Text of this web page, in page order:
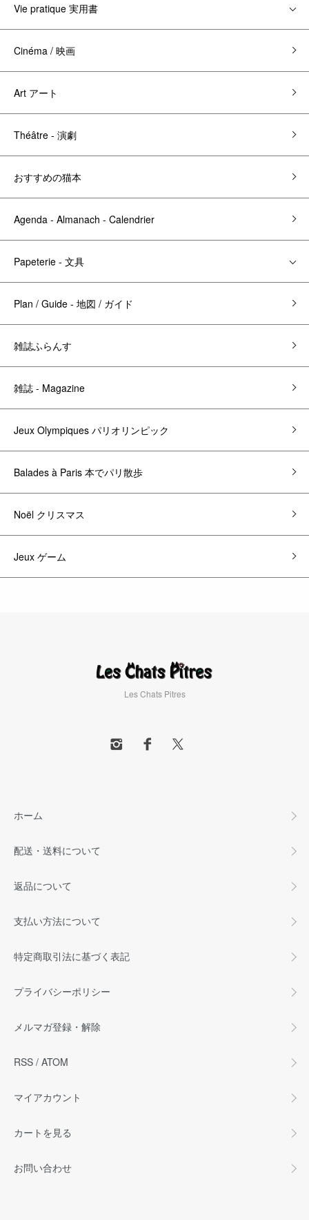
Vie pratique 実用書
Cinéma / 映画
Art アート
Théâtre - 演劇
おすすめの猫本
Agenda - Almanach - Calendrier
Papeterie - 文具
Plan / Guide - 地図 / ガイド
雑誌ふらんす
雑誌 - Magazine
Jeux Olympiques パリオリンピック
Balades à Paris 本でパリ散歩
Noël クリスマス
Jeux ゲーム
Les Chats Pitres
ホーム
配送・送料について
返品について
支払い方法について
特定商取引法に基づく表記
プライバシーポリシー
メルマガ登録・解除
RSS / ATOM
マイアカウント
カートを見る
お問い合わせ